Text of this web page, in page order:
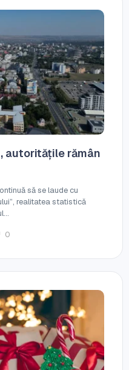
autoritățile rămân
să se laude cu
realitatea statistică
0